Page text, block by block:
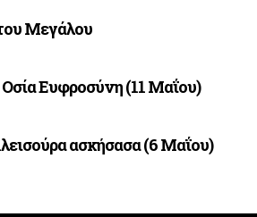
Μεγάλου
Οσία Ευφροσύνη (11 Μαΐου)
ασκήσασα (6 Μαΐου)